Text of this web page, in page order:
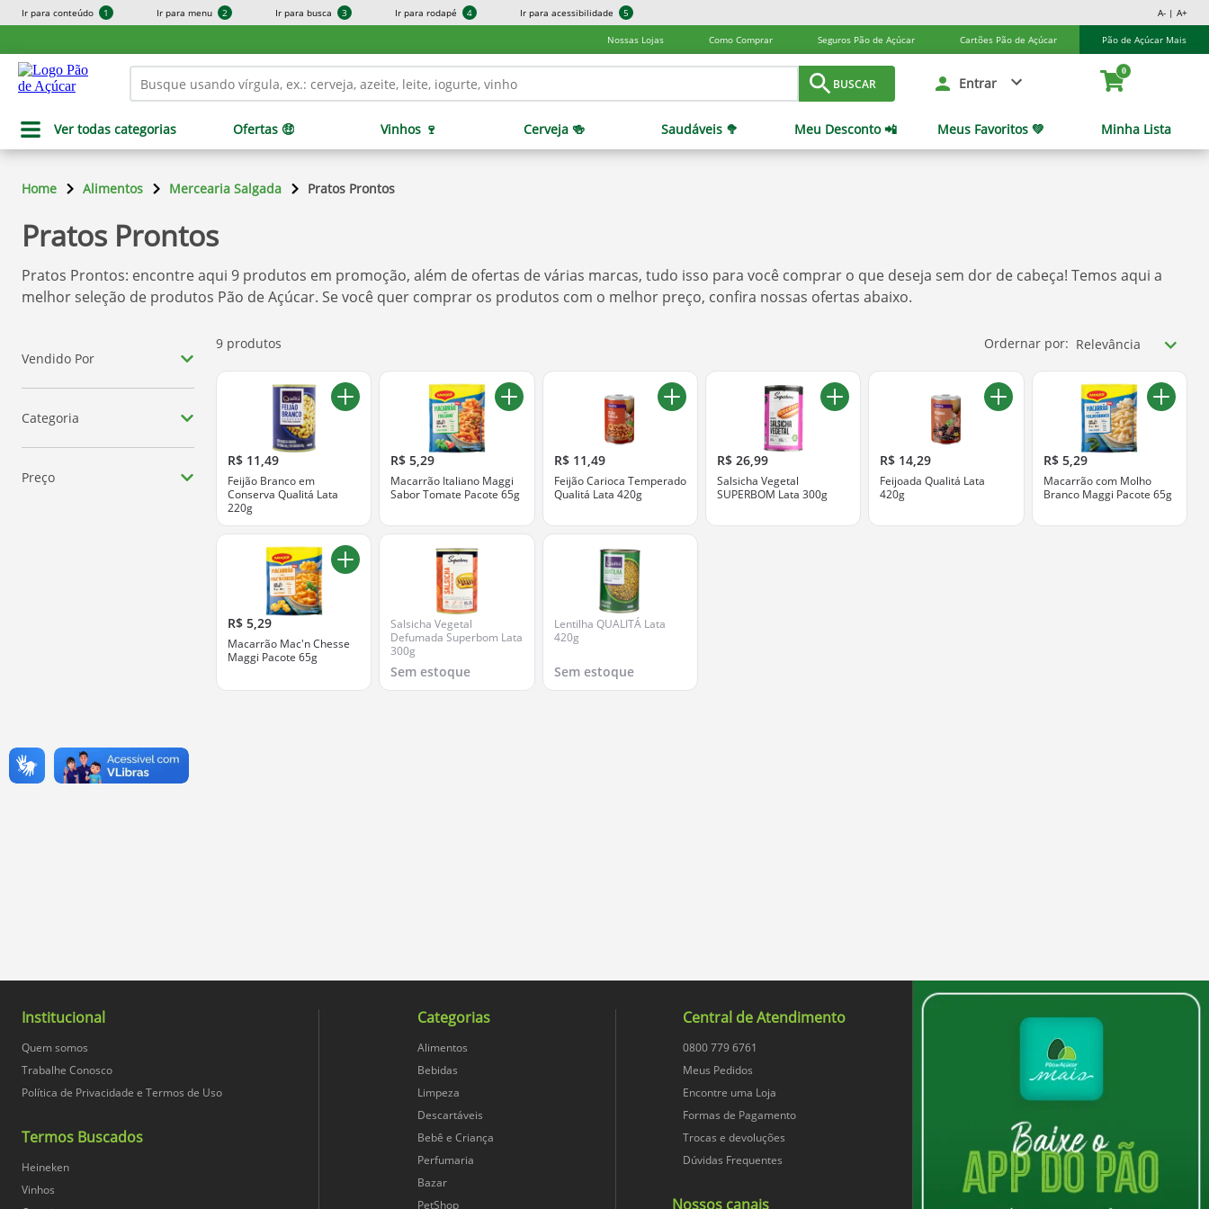
Ir para conteúdo 1 Ir para menu 2 Ir para busca 3 Ir para rodapé 4 Ir para acessibilidade 5 A- | A+
Nossas Lojas Como Comprar Seguros Pão de Açúcar Cartões Pão de Açúcar Pão de Açúcar Mais
BUSCAR Entrar
0
Ver todas categorias Ofertas 🤑 Vinhos 🍷 Cerveja 🍻 Saudáveis 🥦 Meu Desconto 📲 Meus Favoritos 💚 Minha Lista
Home Alimentos Mercearia Salgada Pratos Prontos
Pratos Prontos
Pratos Prontos: encontre aqui 9 produtos em promoção, além de ofertas de várias marcas, tudo isso para você comprar o que deseja sem dor de cabeça! Temos aqui a
melhor seleção de produtos Pão de Açúcar. Se você quer comprar os produtos com o melhor preço, confira nossas ofertas abaixo.
Vendido Por
Categoria
Preço
9 produtos Ordernar por: Relevância
R$ 11,49
Feijão Branco em
Conserva Qualitá Lata
220g
R$ 5,29
Macarrão Italiano Maggi
Sabor Tomate Pacote 65g
R$ 11,49
Feijão Carioca Temperado
Qualitá Lata 420g
R$ 26,99
Salsicha Vegetal
SUPERBOM Lata 300g
R$ 14,29
Feijoada Qualitá Lata
420g
R$ 5,29
Macarrão com Molho
Branco Maggi Pacote 65g
R$ 5,29
Macarrão Mac'n Chesse
Maggi Pacote 65g
Salsicha Vegetal
Defumada Superbom Lata
300g
Sem estoque
Lentilha QUALITÁ Lata
420g
Sem estoque
Institucional
Quem somos
Trabalhe Conosco
Política de Privacidade e Termos de Uso
Termos Buscados
Heineken
Vinhos
Categorias
Alimentos
Bebidas
Limpeza
Descartáveis
Bebê e Criança
Perfumaria
Bazar
PetShop
Central de Atendimento
0800 779 6761
Meus Pedidos
Encontre uma Loja
Formas de Pagamento
Trocas e devoluções
Dúvidas Frequentes
Nossos canais